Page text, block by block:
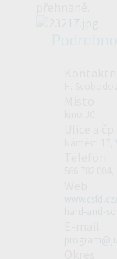
566 782